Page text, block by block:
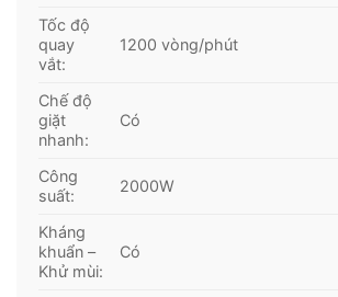
nhu cầu giặt giũ hàng ngày cao.
– Máy tích hợp
có thể bạn lựa chọn chu trình giặt
từng loại quần áo. Đặc biệt, với
nhanh đầy tải 45 phút – Full Wash 45
rút ngắn thời gian giặt mà không
đồ nhưng vẫn đảm bảo quần áo
Tốc độ
quay
vắt:
1200 vòng/phút
Chế độ
giặt
nhanh:
Có
Công
suất:
2000W
Kháng
khuẩn –
Khử mùi:
Có